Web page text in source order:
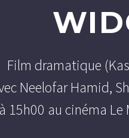
Film dramatique
Neelofar Hamid,
15h00 au cinéma